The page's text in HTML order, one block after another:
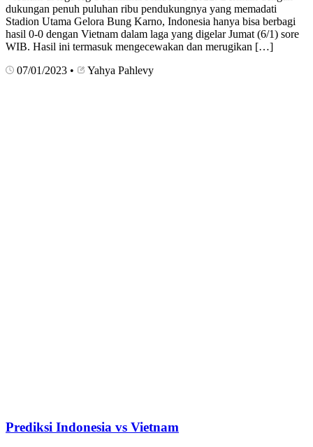
dukungan penuh puluhan ribu pendukungnya yang memadati
Stadion Utama Gelora Bung Karno, Indonesia hanya bisa berbagi
hasil 0-0 dengan Vietnam dalam laga yang digelar Jumat (6/1) sore
WIB. Hasil ini termasuk mengecewakan dan merugikan […]
07/01/2023 • Yahya Pahlevy
Prediksi Indonesia vs Vietnam